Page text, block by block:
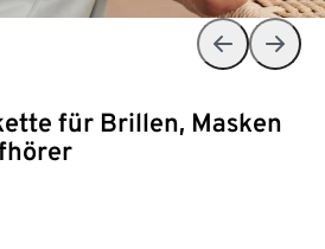
für Brillen, Masken